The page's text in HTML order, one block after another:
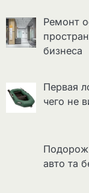
Ремонт
бизнеса
Первая
чего не
Подорож
авто та